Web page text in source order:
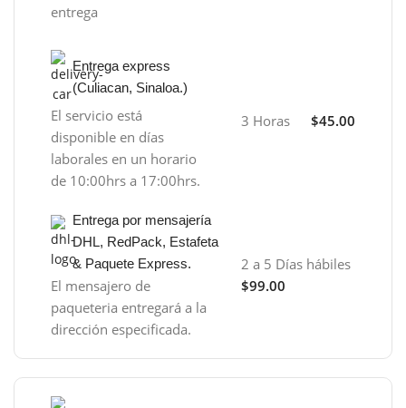
entrega
Entrega express
(Culiacan, Sinaloa.)
El servicio está
disponible en días
laborales en un horario
de 10:00hrs a 17:00hrs.
3 Horas $45.00
Entrega por mensajería
DHL, RedPack, Estafeta
& Paquete Express.
El mensajero de
paqueteria entregará a la
dirección especificada.
2 a 5 Días hábiles
$99.00